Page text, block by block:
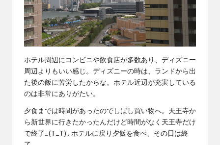
ホテル周辺にコンビニや飲食店が多数あり、ディズニー
周辺よりもいい感じ。ディズニーの時は、ランドから出
た後の飯に苦労したからな。ホテル近辺が充実している
のは非常にありがたい。
夕食までは時間があったのでしばし買い物へ。天王寺か
ら新世界に行きたかったんだけど時間がなく天王寺だけ
で終了…(T_T).. ホテルに戻り夕飯を食べ、その日は終